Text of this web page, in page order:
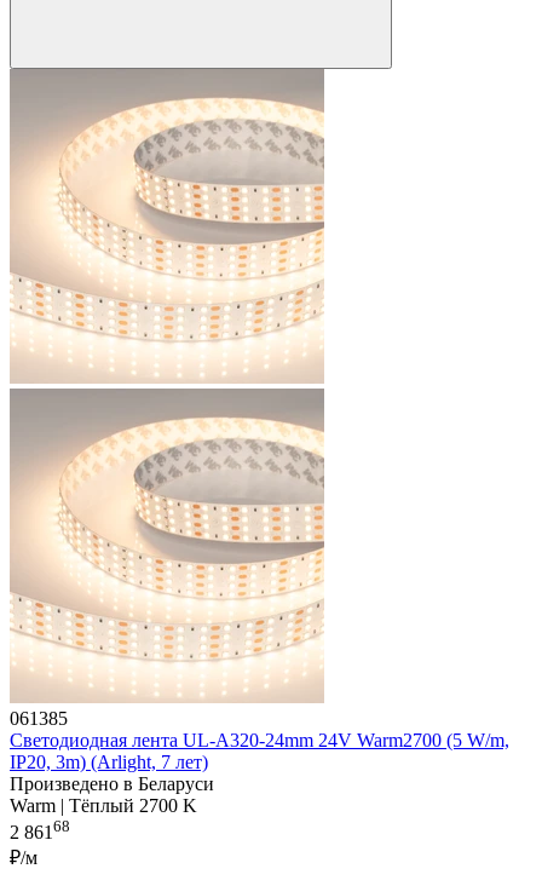
061385
Светодиодная лента UL-A320-24mm 24V Warm2700 (5 W/m,
IP20, 3m) (Arlight, 7 лет)
Произведено в Беларуси
Warm | Тёплый 2700 K
2 861 68
₽/м